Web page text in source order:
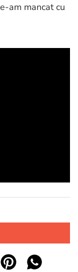
am mancat cu